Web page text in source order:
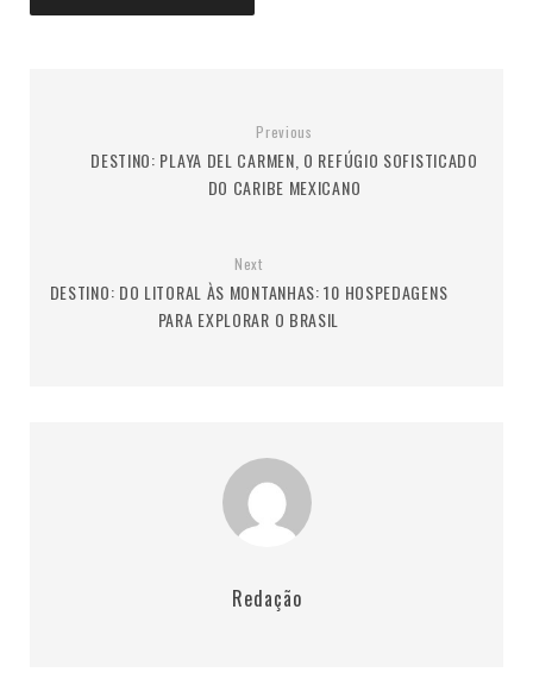
Previous
DESTINO: PLAYA DEL CARMEN, O REFÚGIO SOFISTICADO
DO CARIBE MEXICANO
Next
DESTINO: DO LITORAL ÀS MONTANHAS: 10 HOSPEDAGENS
PARA EXPLORAR O BRASIL
Redação